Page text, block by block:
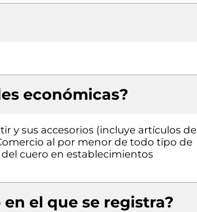
económicas?
y sus accesorios (incluye artículos de
al por menor de todo tipo de
cuero en establecimientos
el que se registra?